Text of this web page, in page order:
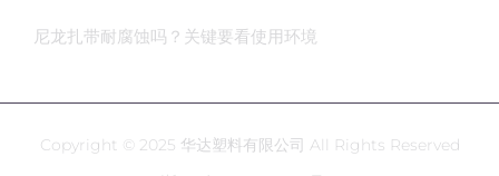
尼龙扎带耐腐蚀吗？关键要看使用环境
Copyright © 2025 华达塑料有限公司 All Rights Reserved